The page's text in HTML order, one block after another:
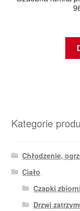
Kategorie
Chłodzenie,
Ciało
Czapki
Drzwi